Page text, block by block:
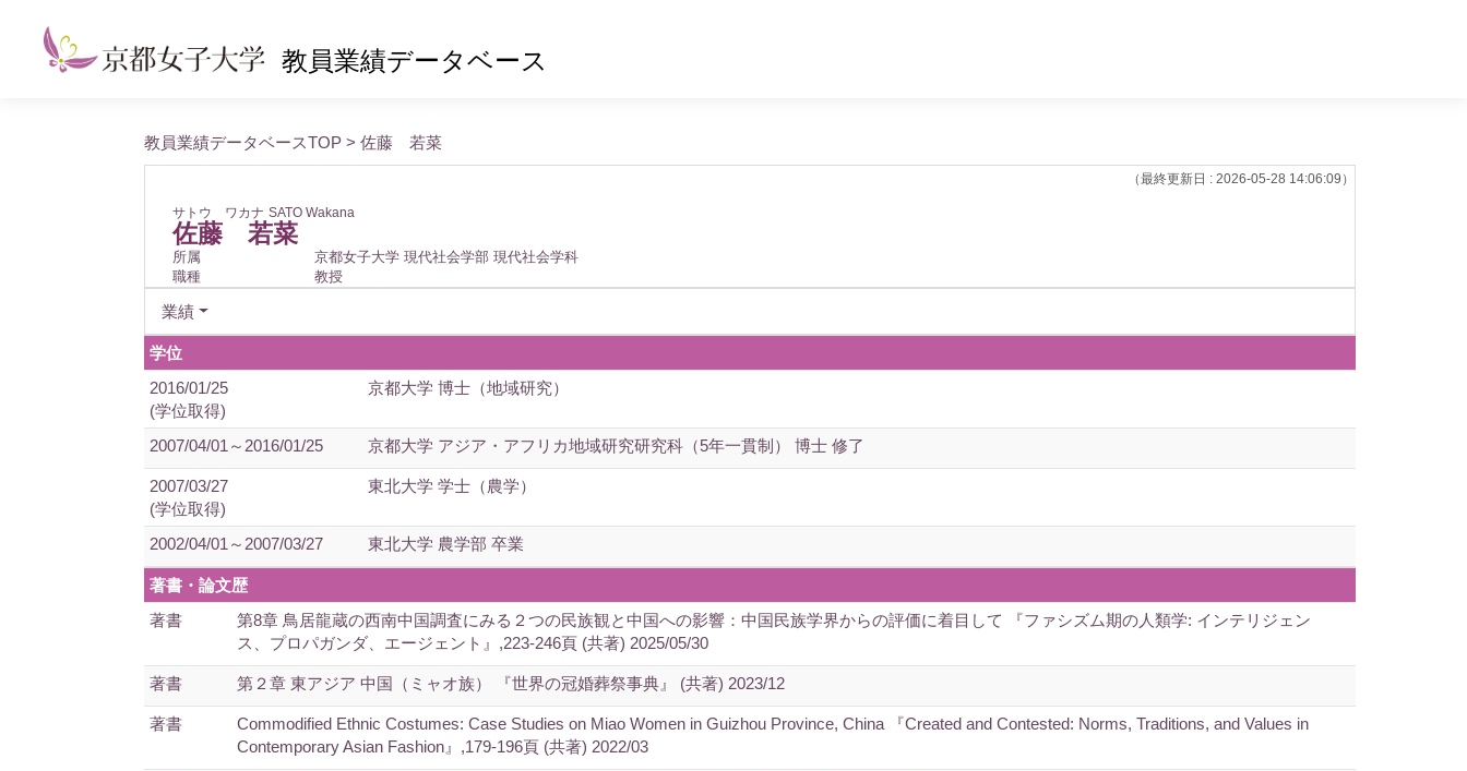
教員業績データベース
教員業績データベースTOP > 佐藤 若菜
（最終更新日 : 2026-05-28 14:06:09）
サトウ ワカナ SATO Wakana
佐藤 若菜
所属
京都女子大学 現代社会学部 現代社会学科
職種
教授
業績
学位
2016/01/25
(学位取得)
京都大学 博士（地域研究）
2007/04/01～2016/01/25 京都大学 アジア・アフリカ地域研究研究科（5年一貫制） 博士 修了
2007/03/27
(学位取得)
東北大学 学士（農学）
2002/04/01～2007/03/27 東北大学 農学部 卒業
著書・論文歴
著書
第8章 鳥居龍蔵の西南中国調査にみる２つの民族観と中国への影響：中国民族学界からの評価に着目して 『ファシズム期の人類学: インテリジェン
ス、プロパガンダ、エージェント』,223-246頁 (共著) 2025/05/30
著書 第２章 東アジア 中国（ミャオ族） 『世界の冠婚葬祭事典』 (共著) 2023/12
著書
Commodified Ethnic Costumes: Case Studies on Miao Women in Guizhou Province, China 『Created and Contested: Norms, Traditions, and Values in
Contemporary Asian Fashion』,179-196頁 (共著) 2022/03